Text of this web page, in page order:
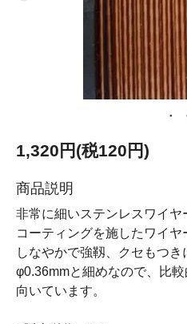
1,320円(税120円)
商品説明
非常に細いステンレスワイヤ
コーティングを施したワイヤ
しなやかで強靱、クセもつき
φ0.36mmと細めなので、比
向いています。